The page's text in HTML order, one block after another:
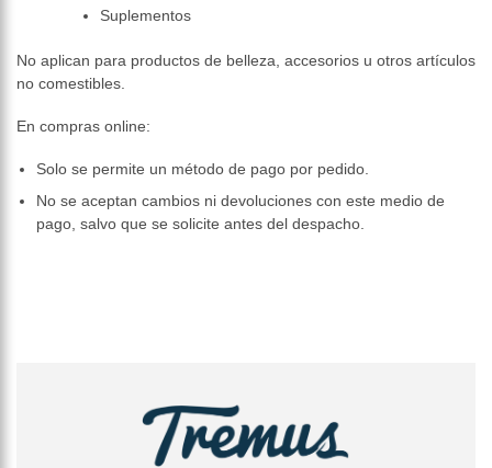
Suplementos
No aplican para productos de belleza, accesorios u otros artículos
no comestibles.
En compras online:
Solo se permite un método de pago por pedido.
No se aceptan cambios ni devoluciones con este medio de
pago, salvo que se solicite antes del despacho.